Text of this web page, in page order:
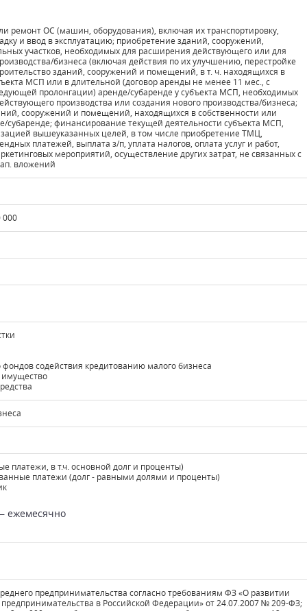
ремонт ОС (машин, оборудования), включая их транспортировку,
и ввод в эксплуатацию; приобретение зданий, сооружений,
участков, необходимых для расширения действующего или для
бизнеса (включая действия по их улучшению, перестройке
зданий, сооружений и помещений, в т. ч. находящихся в
МСП или в длительной (договор аренды не менее 11 мес., с
пролонгации) аренде/субаренде у субъекта МСП, необходимых
производства или создания нового производства/бизнеса;
сооружений и помещений, находящихся в собственности или
субаренде; финансирование текущей деятельности субъекта МСП,
вышеуказанных целей, в том числе приобретение ТМЦ,
платежей, выплата з/п, уплата налогов, оплата услуг и работ,
мероприятий, осуществление других затрат, не связанных с
вложений
000
фондов содействия кредитованию малого бизнеса
имущество
платежи, в т.ч. основной долг и проценты)
платежи (долг - равными долями и проценты)
ежемесячно
предпринимательства согласно требованиям ФЗ «О развитии
предпринимательства в Российской Федерации» от 24.07.2007 № 209-ФЗ;